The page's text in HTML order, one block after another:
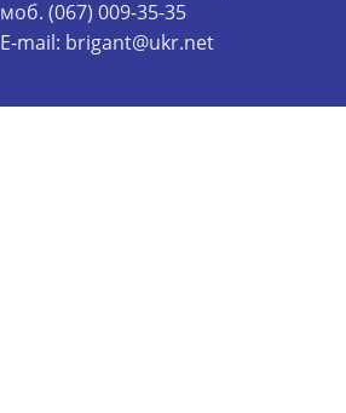
моб. (067) 009-35-35
E-mail: brigant@ukr.net